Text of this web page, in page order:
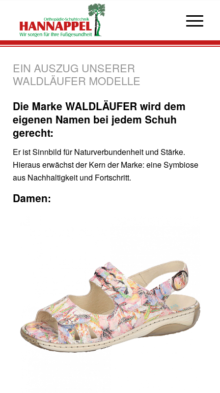
EIN AUSZUG UNSERER
WALDLÄUFER MODELLE
Die Marke WALDLÄUFER wird dem
eigenen Namen bei jedem Schuh
gerecht:
Er ist Sinnbild für Naturverbundenheit und Stärke.
Hieraus erwächst der Kern der Marke: eine Symbiose
aus Nachhaltigkeit und Fortschritt.
Damen: